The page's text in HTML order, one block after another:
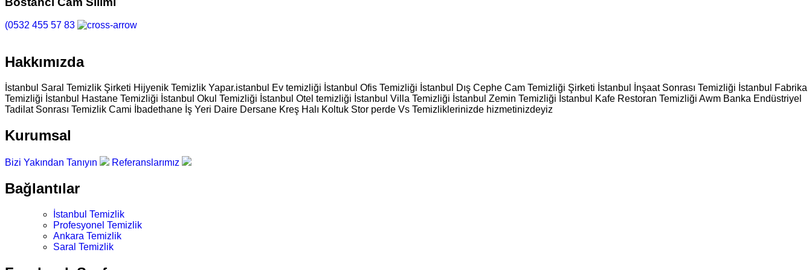
(0532 455 57 83
Hakkımızda
İstanbul Saral Temizlik Şirketi Hijyenik Temizlik Yapar.istanbul Ev temizliği İstanbul Ofis Temizliği İstanbul Dış Cephe Cam Temizliği Şirketi İstanbul İnşaat Sonrası Temizliği İstanbul Fabrika
Temizliği İstanbul Hastane Temizliği İstanbul Okul Temizliği İstanbul Otel temizliği İstanbul Villa Temizliği İstanbul Zemin Temizliği İstanbul Kafe Restoran Temizliği Awm Banka Endüstriyel
Tadilat Sonrası Temizlik Cami İbadethane İş Yeri Daire Dersane Kreş Halı Koltuk Stor perde Vs Temizliklerinizde hizmetinizdeyiz
Kurumsal
Bizi Yakından Tanıyın Referanslarımız
Bağlantılar
İstanbul Temizlik
Profesyonel Temizlik
Ankara Temizlik
Saral Temizlik